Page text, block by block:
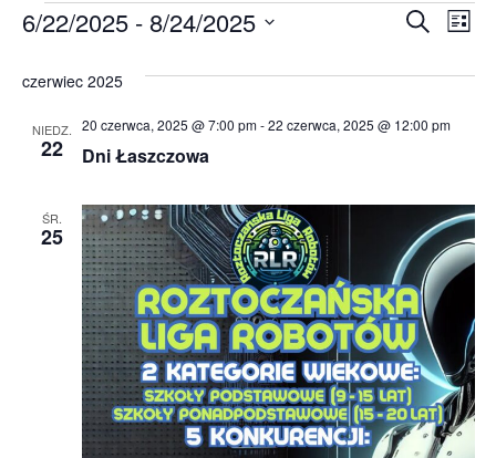
po
i
SzukajLista
6/22/2025 - 8/24/2025
czerwiec 2025
NIEDZ.
22 Dni Łaszczowa
20 czerwca, 2025 @ 7:00 pm-22 czerwca, 2025 @ 12:00 pm
ŚR.
25